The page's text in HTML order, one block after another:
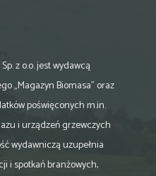
z o.o. jest wydawcą
„Magazyn Biomasa” oraz
poświęconych m.in.
i urządzeń grzewczych
wydawniczą uzupełnia
i spotkań branżowych,